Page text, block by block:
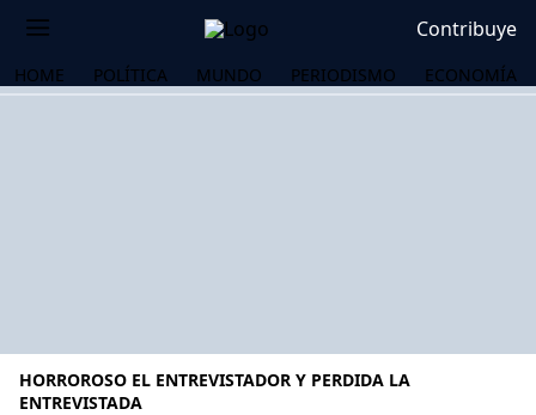
Contribuye
HOME POLÍTICA MUNDO PERIODISMO ECONOMÍA
HORROROSO EL ENTREVISTADOR Y PERDIDA LA
ENTREVISTADA